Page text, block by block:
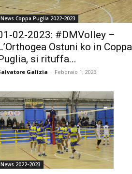
News Coppa Puglia 2022-2023
02-2023: #DMVolley –
Ostuni ko in Coppa
si rituffa...
Galizia - Febbraio 1, 2023
News 2022-2023